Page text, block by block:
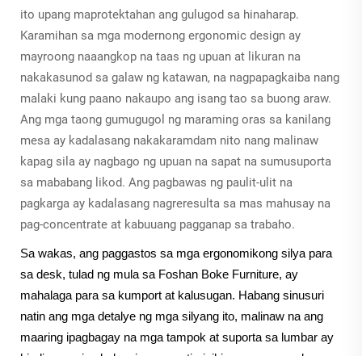
ito upang maprotektahan ang gulugod sa hinaharap.
Karamihan sa mga modernong ergonomic design ay
mayroong naaangkop na taas ng upuan at likuran na
nakakasunod sa galaw ng katawan, na nagpapagkaiba nang
malaki kung paano nakaupo ang isang tao sa buong araw.
Ang mga taong gumugugol ng maraming oras sa kanilang
mesa ay kadalasang nakakaramdam nito nang malinaw
kapag sila ay nagbago ng upuan na sapat na sumusuporta
sa mababang likod. Ang pagbawas ng paulit-ulit na
pagkarga ay kadalasang nagreresulta sa mas mahusay na
pag-concentrate at kabuuang pagganap sa trabaho.
Sa wakas, ang paggastos sa mga ergonomikong silya para
sa desk, tulad ng mula sa Foshan Boke Furniture, ay
mahalaga para sa kumport at kalusugan. Habang sinusuri
natin ang mga detalye ng mga silyang ito, malinaw na ang
maaring ipagbagay na mga tampok at suporta sa lumbar ay